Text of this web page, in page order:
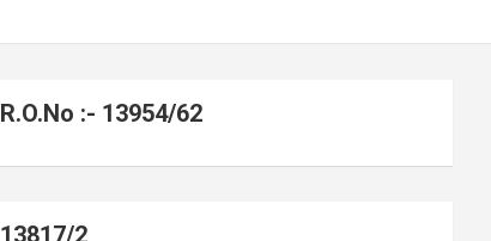
R.O.No :- 13954/62
13817/2